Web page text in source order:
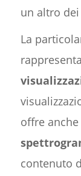
un altro
La
offre
contenuto